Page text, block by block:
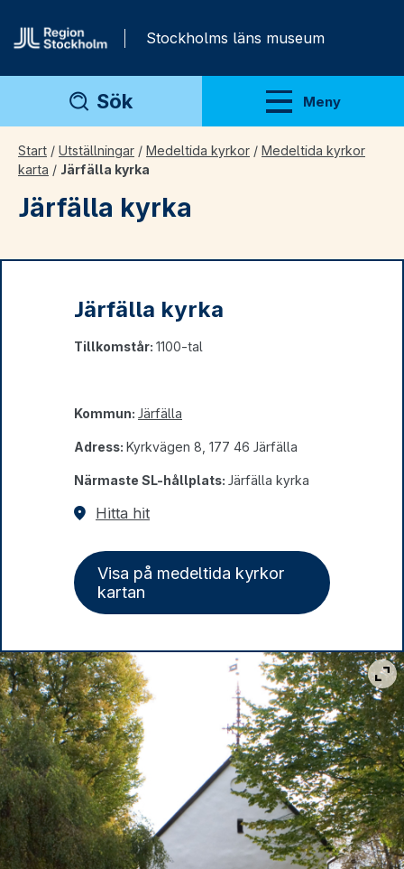
Stockholms läns museum
Sök Meny
Visa meny
Start / Utställningar / Medeltida kyrkor / Medeltida kyrkor
karta / Järfälla kyrka
Järfälla kyrka
Järfälla kyrka
Tillkomstår: 1100-tal
Kommun: Järfälla
Adress: Kyrkvägen 8, 177 46 Järfälla
Närmaste SL-hållplats: Järfälla kyrka
Hitta hit
Visa på medeltida kyrkor
kartan